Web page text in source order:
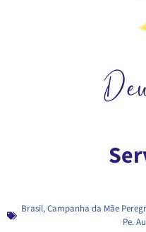
Brasil,Campanha da Mãe
Pe.